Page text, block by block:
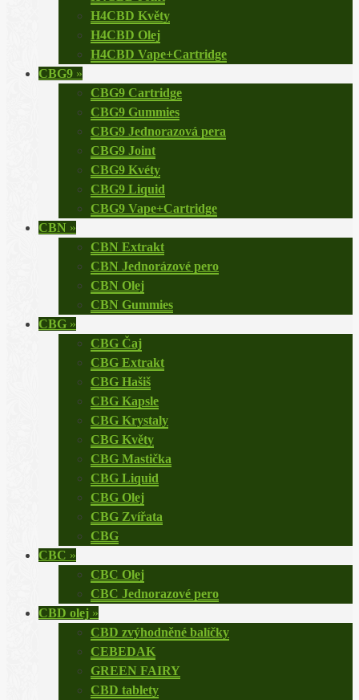
H4CBD Květy
H4CBD Olej
H4CBD Vape+Cartridge
CBG9 »
CBG9 Cartridge
CBG9 Gummies
CBG9 Jednorazová pera
CBG9 Joint
CBG9 Kvéty
CBG9 Liquid
CBG9 Vape+Cartridge
CBN »
CBN Extrakt
CBN Jednorázové pero
CBN Olej
CBN Gummies
CBG »
CBG Čaj
CBG Extrakt
CBG Hašiš
CBG Kapsle
CBG Krystaly
CBG Květy
CBG Mastička
CBG Liquid
CBG Olej
CBG Zvířata
CBG
CBC »
CBC Olej
CBC Jednorazové pero
CBD olej »
CBD zvýhodněné balíčky
CEBEDAK
GREEN FAIRY
CBD tablety